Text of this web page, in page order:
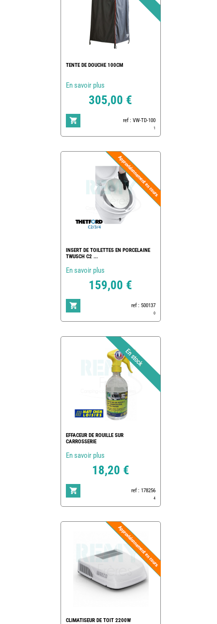
TENTE DE DOUCHE 100CM
En savoir plus
305,00 €
ref : VW-TD-100
1
INSERT DE TOILETTES EN PORCELAINE
TWUSCH C2 ...
En savoir plus
159,00 €
ref : 500137
0
EFFACEUR DE ROUILLE SUR
CARROSSERIE
En savoir plus
18,20 €
ref : 178256
4
CLIMATISEUR DE TOIT 2200W